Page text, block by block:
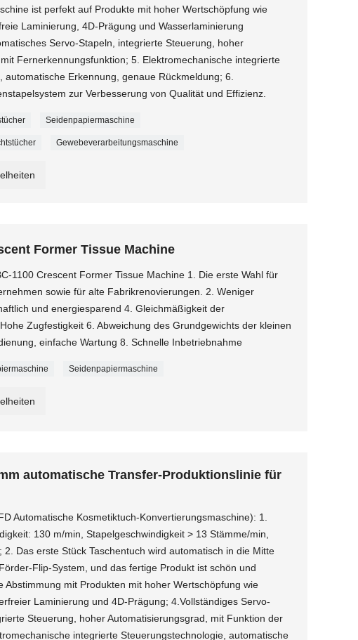
ist perfekt auf Produkte mit hoher Wertschöpfung wie
Laminierung, 4D-Prägung und Wasserlaminierung
Servo-Stapeln, integrierte Steuerung, hoher
Fernerkennungsfunktion; 5. Elektromechanische integrierte
automatische Erkennung, genaue Rückmeldung; 6.
zur Verbesserung von Qualität und Effizienz.
Seidenpapiermaschine
Gewebeverarbeitungsmaschine
Former Tissue Machine
1100 Crescent Former Tissue Machine 1. Die erste Wahl für
sowie für alte Fabrikrenovierungen. 2. Weniger
und energiesparend 4. Gleichmäßigkeit der
Zugfestigkeit 6. Abweichung des Grundgewichts der kleinen
einfache Wartung 8. Schnelle Inbetriebnahme
Seidenpapiermaschine
automatische Transfer-Produktionslinie für
Automatische Kosmetiktuch-Konvertierungsmaschine): 1.
130 m/min, Stapelgeschwindigkeit > 13 Stämme/min,
2. Das erste Stück Taschentuch wird automatisch in die Mitte
Flip-System, und das fertige Produkt ist schön und
Abstimmung mit Produkten mit hoher Wertschöpfung wie
Laminierung und 4D-Prägung; 4.Vollständiges Servo-
Steuerung, hoher Automatisierungsgrad, mit Funktion der
integrierte Steuerungstechnologie, automatische